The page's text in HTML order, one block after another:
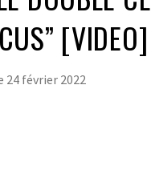
[VIDEO]
24 février 2022